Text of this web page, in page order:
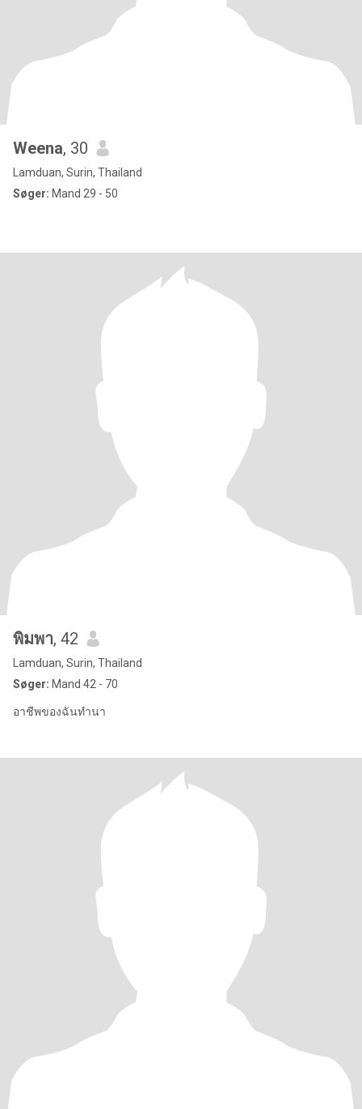
Weena, 30
Lamduan, Surin, Thailand
Søger: Mand 29 - 50
พิมพา, 42
Lamduan, Surin, Thailand
Søger: Mand 42 - 70
อาชีพของฉันทำนา